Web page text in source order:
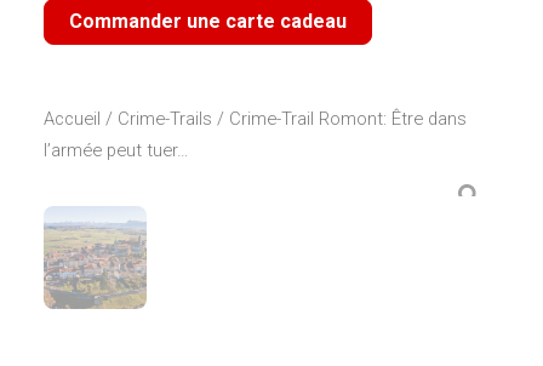
Accueil / Crime-Trails / Crime-Trail Romont: Être dans
l’armée peut tuer…
dans
l’armée
tuer...
Commander une carte cadeau